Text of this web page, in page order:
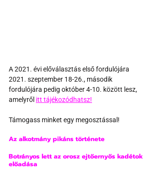
A 2021. évi előválasztás első fordulójára
2021. szeptember 18-26., második
fordulójára pedig október 4-10. között lesz,
amelyről itt tájékozódhatsz!
Támogass minket egy megosztással!
Az alkotmány pikáns története
Botrányos lett az orosz ejtőernyős kadétok
előadása